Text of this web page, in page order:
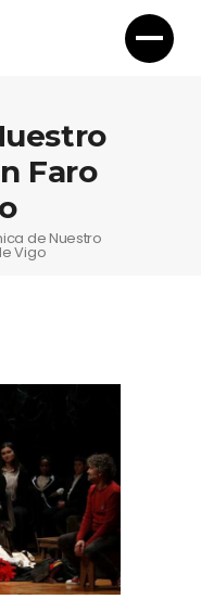
Faro
de Nuestro
Vigo